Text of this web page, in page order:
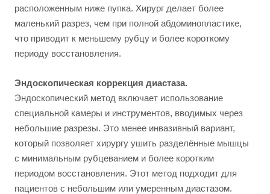
расположенным ниже пупка. Хирург делает более
маленький разрез, чем при полной абдоминопластике,
что приводит к меньшему рубцу и более короткому
периоду восстановления.
Эндоскопическая коррекция диастаза.
Эндоскопический метод включает использование
специальной камеры и инструментов, вводимых через
небольшие разрезы. Это менее инвазивный вариант,
который позволяет хирургу ушить разделённые мышцы
с минимальным рубцеванием и более коротким
периодом восстановления. Этот метод подходит для
пациентов с небольшим или умеренным диастазом.